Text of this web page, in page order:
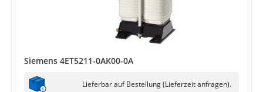
Siemens 4ET5211-0AK00-0A
Lieferbar auf Bestellung (Lieferzeit anfragen).